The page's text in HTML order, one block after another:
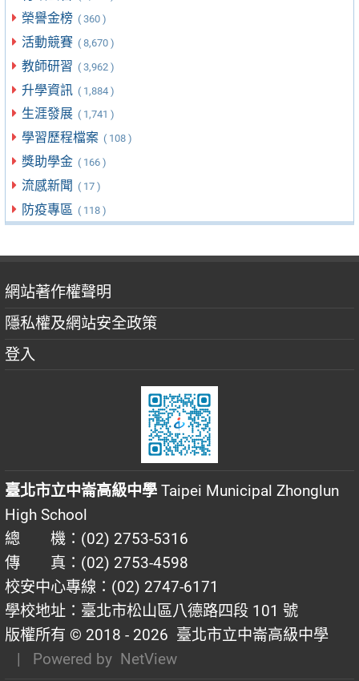
榮譽金榜 ( 360 )
活動競賽 ( 8,670 )
教師研習 ( 3,962 )
升學資訊 ( 1,884 )
生涯發展 ( 1,741 )
學習歷程檔案 ( 108 )
獎助學金 ( 166 )
流感新聞 ( 17 )
防疫專區 ( 118 )
網站著作權聲明
隱私權及網站安全政策
登入
臺北市立中崙高級中學 Taipei Municipal Zhonglun
High School
總 機：(02) 2753-5316
傳 真：(02) 2753-4598
校安中心專線：(02) 2747-6171
學校地址：臺北市松山區八德路四段 101 號
版權所有 © 2018 - 2026 臺北市立中崙高級中學
| Powered by NetView